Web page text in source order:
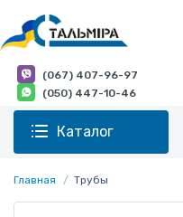
(067) 407-96-97
(050) 447-10-46
Каталог
Главная Трубы